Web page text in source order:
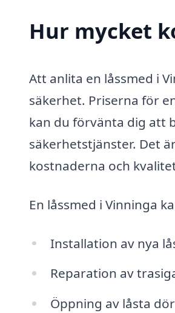
Hur mycket
Att anlita en låssmed i
säkerhet. Priserna för
kan du förvänta dig att
säkerhetstjänster. Det
kostnaderna och
En låssmed i Vinninga
Installation av nya
Reparation av
Öppning av låsta